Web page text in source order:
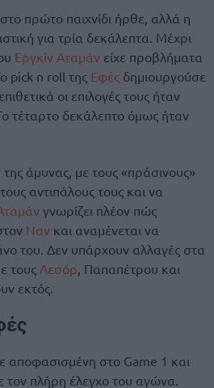
πρώτο παιχνίδι ήρθε, αλλά η
για τρία δεκάλεπτα. Μέχρι
Εργκίν Αταμάν είχε προβλήματα
pick n roll της Εφές δημιουργούσε
οι επιλογές τους ήταν
τέταρτο δεκάλεπτο όμως ήταν
άμυνας, με τους «πράσινους»
αντιπάλους τους και να
γνωρίζει πλέον πώς
Ναν και αναμένεται να
του. Δεν υπάρχουν αλλαγές στα
τους Λεσόρ, Παπαπέτρου και
εκτός.
αποφασισμένη στο Game 1 και
τον πλήρη έλεγχο του αγώνα.